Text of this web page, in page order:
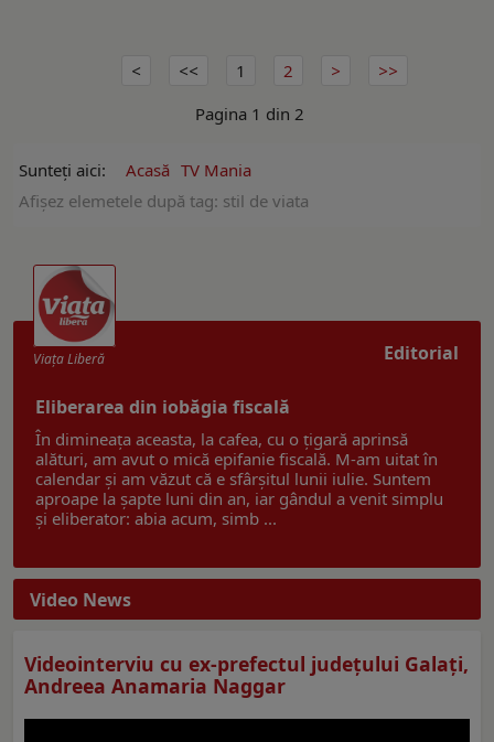
1
2
Pagina 1 din 2
Sunteți aici: Acasă TV Mania
Afişez elemetele după tag: stil de viata
Editorial
Viaţa Liberă
Eliberarea din iobăgia fiscală
În dimineața aceasta, la cafea, cu o țigară aprinsă
alături, am avut o mică epifanie fiscală. M-am uitat în
calendar și am văzut că e sfârșitul lunii iulie. Suntem
aproape la șapte luni din an, iar gândul a venit simplu
și eliberator: abia acum, simb ...
Video News
Videointerviu cu ex-prefectul judeţului Galaţi,
Andreea Anamaria Naggar